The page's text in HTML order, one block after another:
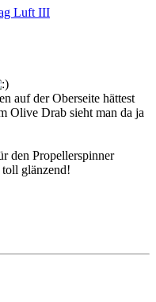
Luft III
auf der Oberseite hättest
Olive Drab sieht man da ja
den Propellerspinner
glänzend!